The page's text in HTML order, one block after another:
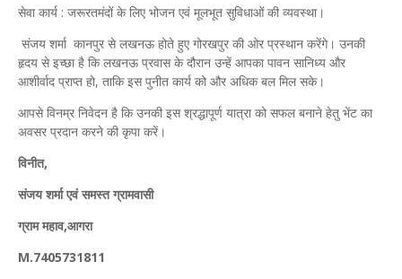
​सेवा कार्य : जरूरतमंदों के लिए भोजन एवं मूलभूत सुविधाओं की व्यवस्था।
​ संजय शर्मा कानपुर से लखनऊ होते हुए गोरखपुर की ओर प्रस्थान करेंगे। उनकी
हृदय से इच्छा है कि लखनऊ प्रवास के दौरान उन्हें आपका पावन सानिध्य और
आशीर्वाद प्राप्त हो, ताकि इस पुनीत कार्य को और अधिक बल मिल सके।
​आपसे विनम्र निवेदन है कि उनकी इस श्रद्धापूर्ण यात्रा को सफल बनाने हेतु भेंट का
अवसर प्रदान करने की कृपा करें।
​विनीत,
संजय शर्मा एवं समस्त ग्रामवासी
ग्राम महाव,आगरा
M.7405731811